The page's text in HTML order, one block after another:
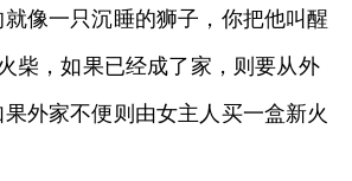
像一只沉睡的狮子，你把他叫醒
柴，如果已经成了家，则要从外
外家不便则由女主人买一盒新火